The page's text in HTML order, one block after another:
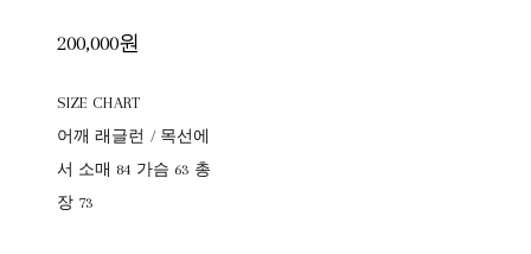
200,000원
SIZE CHART
어깨 래글런 / 목선에
서 소매 84 가슴 63 총
장 73